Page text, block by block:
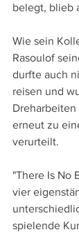
belegt, blieb
Wie sein
Rasoulof
durfte auch
reisen und
Dreharbeiten
erneut zu
verurteilt.
"There Is No
vier
spielende